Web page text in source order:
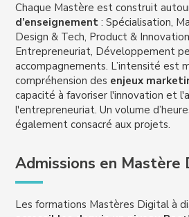
Chaque Mastère est construit
d’enseignement : Spécialisation,
Design & Tech, Product &
Entrepreneuriat, Développement
accompagnements. L’intensité est
compréhension des enjeux
capacité à favoriser l'innovation et
l'entrepreneuriat. Un volume
également consacré aux projets.
Admissions en Mastère
Les formations Mastères Digital à